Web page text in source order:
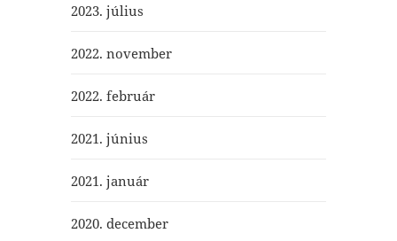
2023. július
2022. november
2022. február
2021. június
2021. január
2020. december